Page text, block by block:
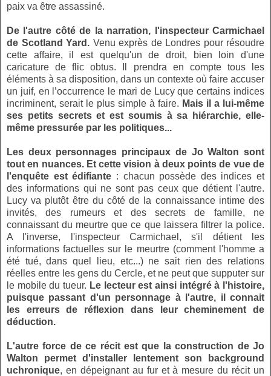
paix va être assassiné.
De l'autre côté de la narration, l'inspecteur Carmichael
de Scotland Yard. Venu exprès de Londres pour résoudre
cette affaire, il est quelqu'un de droit, bien loin d'une
caricature de flic obtus. Il prendra en compte tous les
éléments à sa disposition, dans un contexte où faire accuser
un juif, en l’occurrence le mari de Lucy que certains indices
incriminent, serait le plus simple à faire. Mais il a lui-même
ses petits secrets et est soumis à sa hiérarchie, elle-
même pressurée par les politiques...
Les deux personnages principaux de Jo Walton sont
tout en nuances. Et cette vision à deux points de vue de
l'enquête est édifiante : chacun possède des indices et
des informations qui ne sont pas ceux que détient l'autre.
Lucy va plutôt être du côté de la connaissance intime des
invités, des rumeurs et des secrets de famille, ne
connaissant du meurtre que ce que laissera filtrer la police.
A l'inverse, l'inspecteur Carmichael, s'il détient les
informations factuelles sur le meurtre (comment l'homme a
été tué, dans quel lieu, etc...) ne sait rien des relations
réelles entre les gens du Cercle, et ne peut que supputer sur
le mobile du tueur. Le lecteur est ainsi intégré à l'histoire,
puisque passant d'un personnage à l'autre, il connait
les erreurs de réflexion dans leur cheminement de
déduction.
L'autre force de ce récit est que la construction de Jo
Walton permet d'installer lentement son background
uchronique, en dépeignant au fur et à mesure du récit un